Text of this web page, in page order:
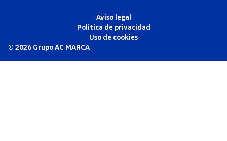
Aviso legal
Politica de privacidad
Uso de cookies
© 2026 Grupo AC MARCA